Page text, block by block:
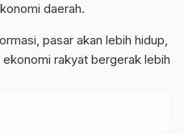
daerah.
pasar akan lebih hidup,
rakyat bergerak lebih